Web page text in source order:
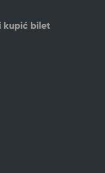
kupić bilet